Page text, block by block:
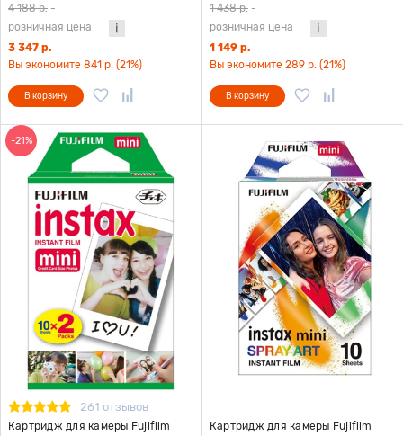
4 188 р. -
розничная цена
3 347 р.
Вы экономите 841 р. (21%)
В корзину
1 438 р. -
розничная цена
1 149 р.
Вы экономите 289 р. (21%)
В корзину
-21%
261 отзывов
Картридж для камеры Fujifilm Картридж для камеры Fujifilm